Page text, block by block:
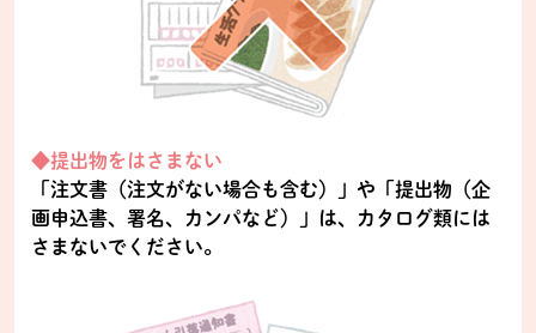
◆提出物をはさまない
「注文書（注文がない場合も含む）」や「提出物（企
画申込書、署名、カンパなど）」は、カタログ類には
さまないでください。